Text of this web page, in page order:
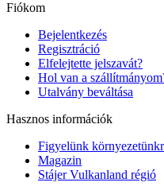
Fiókom
Bejelentkezés
Regisztráció
Elfelejtette jelszavát?
Hol van a
Utalvány beváltása
Hasznos információk
Figyelünk
Magazin
Stájer Vulkanland régió